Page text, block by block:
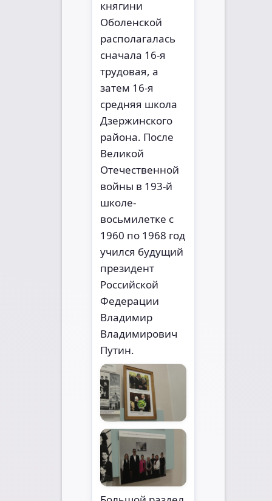
княгини
Оболенской
располагалась
сначала 16-я
трудовая, а
затем 16-я
средняя школа
Дзержинского
района. После
Великой
Отечественной
войны в 193-й
школе-
восьмилетке с
1960 по 1968 год
учился будущий
президент
Российской
Федерации
Владимир
Владимирович
Путин.